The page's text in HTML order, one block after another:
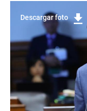
Descargar foto